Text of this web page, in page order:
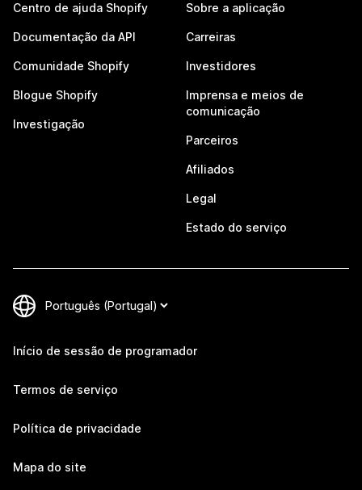
Centro de ajuda Shopify
Documentação da API
Comunidade Shopify
Blogue Shopify
Investigação
Sobre a aplicação
Carreiras
Investidores
Imprensa e meios de
comunicação
Parceiros
Afiliados
Legal
Estado do serviço
Início de sessão de programador
Termos de serviço
Política de privacidade
Mapa do site